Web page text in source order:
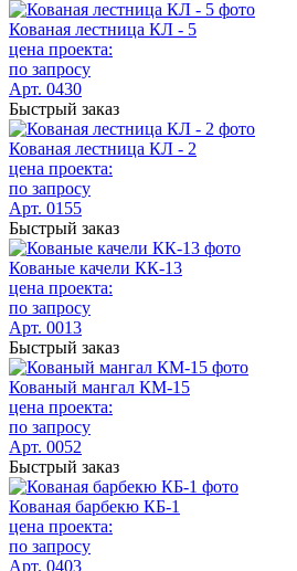
Кованая лестница КЛ - 5
цена проекта:
по запросу
Арт. 0430
Быстрый заказ
Кованая лестница КЛ - 2
цена проекта:
по запросу
Арт. 0155
Быстрый заказ
Кованые качели КК-13
цена проекта:
по запросу
Арт. 0013
Быстрый заказ
Кованый мангал КМ-15
цена проекта:
по запросу
Арт. 0052
Быстрый заказ
Кованая барбекю КБ-1
цена проекта:
по запросу
Арт. 0403